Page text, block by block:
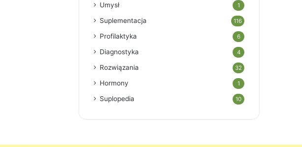
Umysł 1
Suplementacja 116
Profilaktyka 6
Diagnostyka 4
Rozwiązania 32
Hormony 1
Suplopedia 10